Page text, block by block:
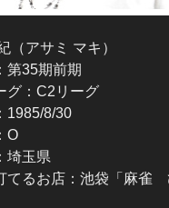
（アサミ マキ）
第35期前期
グ：C2リーグ
1985/8/30
O
埼玉県
てるお店：池袋「麻雀